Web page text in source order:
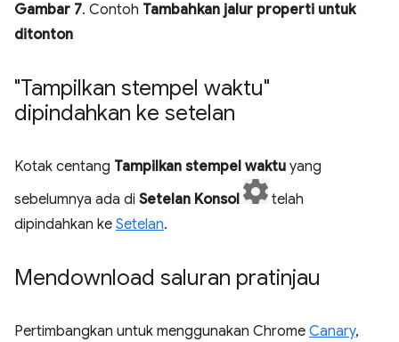
Gambar 7. Contoh Tambahkan jalur properti untuk
ditonton
"Tampilkan stempel waktu"
dipindahkan ke setelan
Kotak centang Tampilkan stempel waktu yang
sebelumnya ada di Setelan Konsol
telah
dipindahkan ke Setelan.
Mendownload saluran pratinjau
Pertimbangkan untuk menggunakan Chrome Canary,